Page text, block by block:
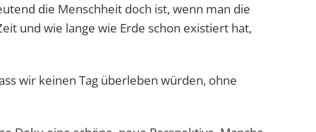
die Menschheit doch ist, wenn man die
und wie lange wie Erde schon existiert hat,
wir keinen Tag überleben würden, ohne